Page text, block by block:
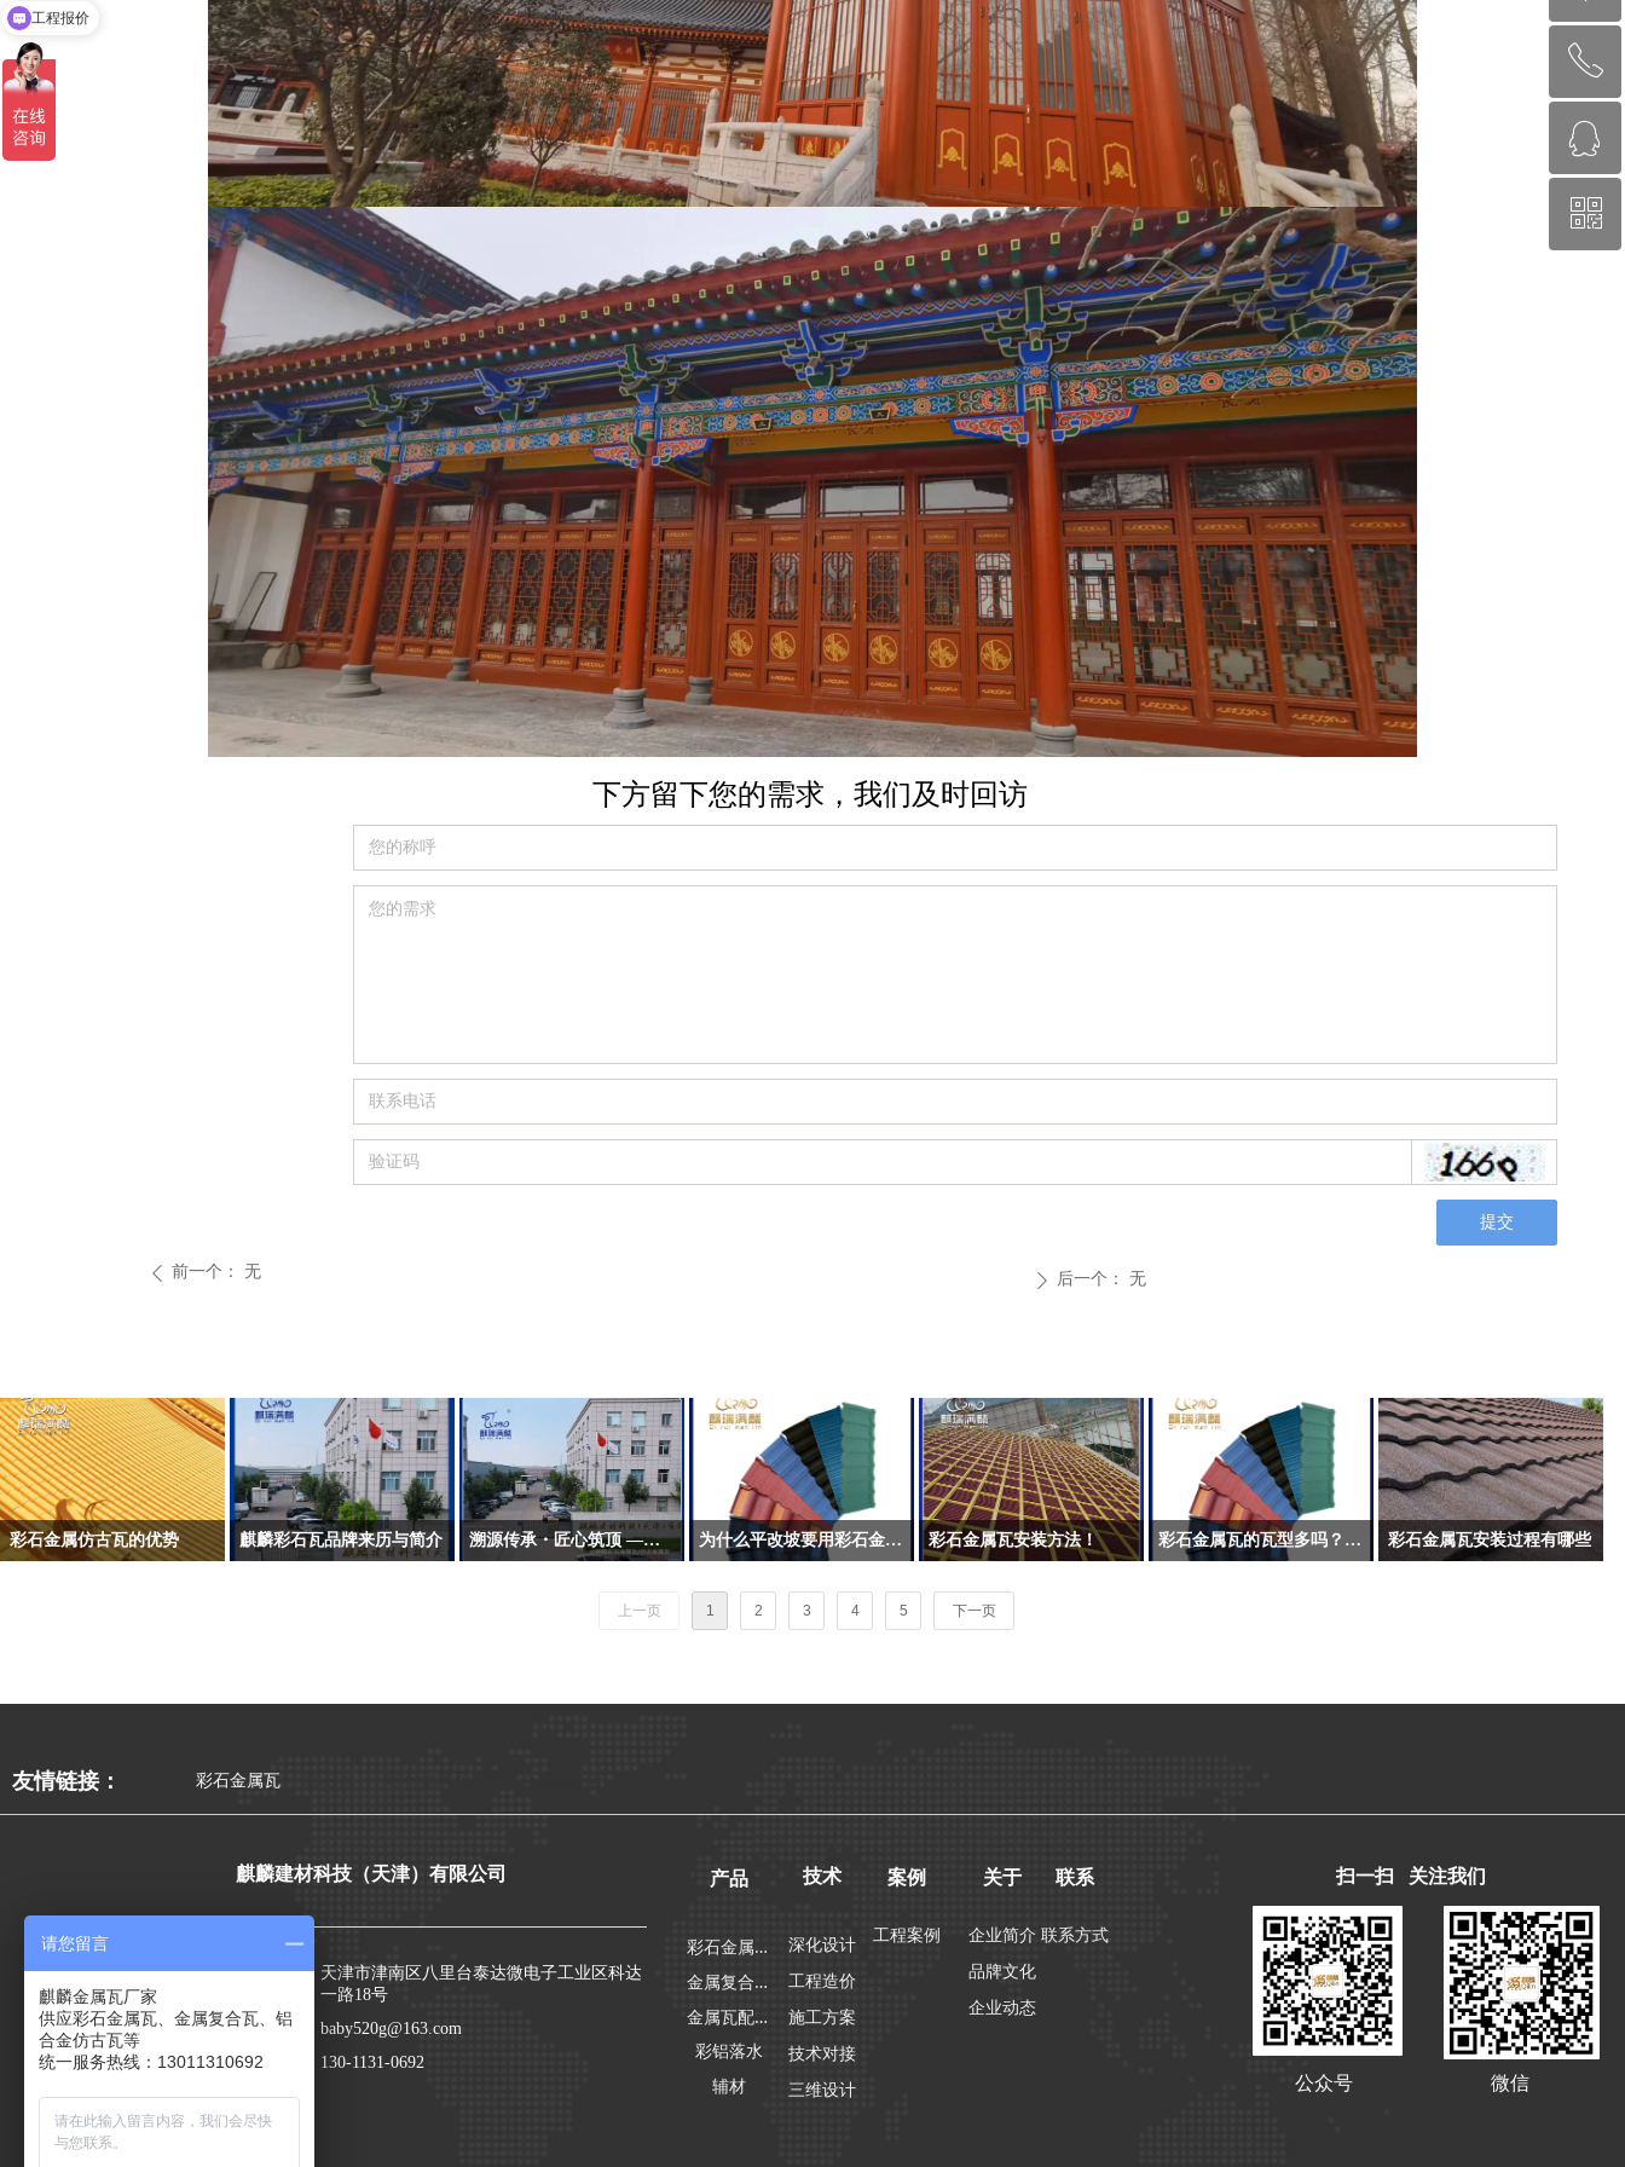
ꄴ 前一个： 无 ꄲ 后一个： 无
彩石金属仿古瓦的优势 麒麟彩石瓦品牌来历与简介 溯源传承・匠心筑顶 —— 麒麟彩石瓦的前世今生 为什么平改坡要用彩石金属瓦 彩石金属瓦安装方法！ 彩石金属瓦的瓦型多吗？都有哪些？ 彩石金属瓦安装过程有哪些
上一页 1 2 3 4 5 下一页
提交
下方留下您的需求，我们及时回访
麒麟建材科技（天津）有限公司
地址： 天津市津南区八里台泰达微电子工业区科达
一路18号
邮箱： baby520g@163.com
130-1131-0692
友情链接： 彩石金属瓦
技术
深化设计
工程造价
施工方案
技术对接
三维设计
案例
工程案例
关于
企业简介
品牌文化
企业动态
联系
联系方式
产品
彩
石金属瓦
金
属复合瓦
金
属瓦配件
彩铝落水
辅材
扫一扫 关注我们
公众号 微信
回到顶部
ꂅ
ꁗ
QQꀥ
是厂家吗？
请您留言
麒麟金属瓦厂家
供应彩石金属瓦、金属复合瓦、铝
合金仿古瓦等
统一服务热线：13011310692